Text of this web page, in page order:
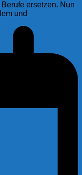
ersetzen. Nun
und